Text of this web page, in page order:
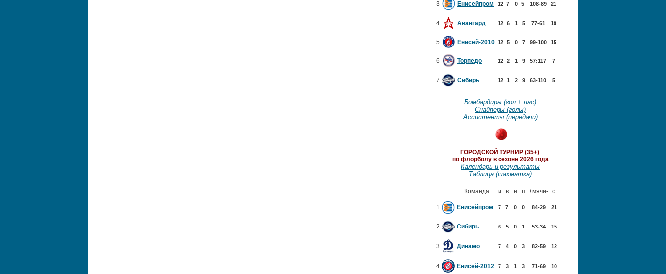
3 Енисейпром 12 7 0 5 108-89 21
4 Авангард 12 6 1 5 77-61 19
5 Енисей-2010 12 5 0 7 99-100 15
6 Торпедо 12 2 1 9 57:117 7
7 Сибирь 12 1 2 9 63-110 5
Бомбардиры (гол + пас)
Снайперы (голы)
Ассистенты (передачи)
ГОРОДСКОЙ ТУРНИР (35+)
по флорболу в сезоне 2026 года
Календарь и результаты
Таблица (шахматка)
Команда и в н п +мячи- о
1 Енисейпром 7 7 0 0 84-29 21
2 Сибирь 6 5 0 1 53-34 15
3 Динамо 7 4 0 3 82-59 12
4 Енисей-2012 7 3 1 3 71-69 10